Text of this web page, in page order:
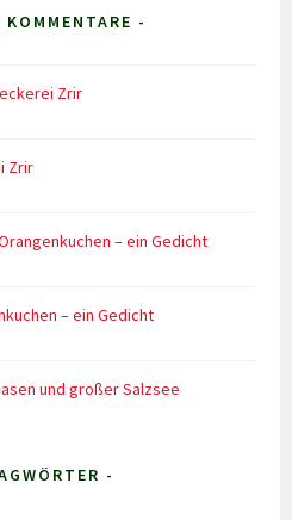
-
Zrir
Zrir
– ein Gedicht
– ein Gedicht
und großer Salzsee
-